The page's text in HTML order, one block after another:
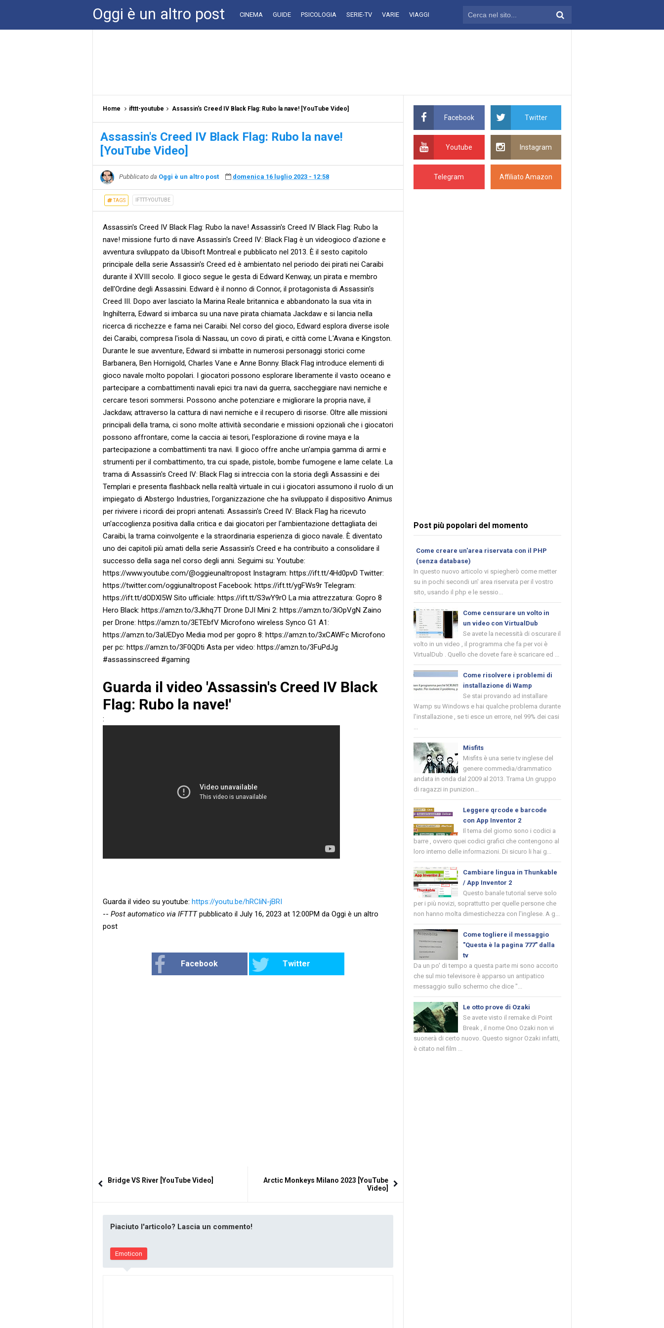
Oggi è un altro post CINEMA GUIDE PSICOLOGIA SERIE-TV VARIE VIAGGI
Home ifttt-youtube Assassin's Creed IV Black Flag: Rubo la nave! [YouTube Video]
Assassin's Creed IV Black Flag: Rubo la nave!
[YouTube Video]
Pubblicato da Oggi è un altro post domenica 16 luglio 2023 - 12:58
TAGS IFTTT-YOUTUBE
Assassin's Creed IV Black Flag: Rubo la nave! Assassin's Creed IV Black Flag: Rubo la
nave! missione furto di nave Assassin's Creed IV: Black Flag è un videogioco d'azione e
avventura sviluppato da Ubisoft Montreal e pubblicato nel 2013. È il sesto capitolo
principale della serie Assassin's Creed ed è ambientato nel periodo dei pirati nei Caraibi
durante il XVIII secolo. Il gioco segue le gesta di Edward Kenway, un pirata e membro
dell'Ordine degli Assassini. Edward è il nonno di Connor, il protagonista di Assassin's
Creed III. Dopo aver lasciato la Marina Reale britannica e abbandonato la sua vita in
Inghilterra, Edward si imbarca su una nave pirata chiamata Jackdaw e si lancia nella
ricerca di ricchezze e fama nei Caraibi. Nel corso del gioco, Edward esplora diverse isole
dei Caraibi, compresa l'isola di Nassau, un covo di pirati, e città come L'Avana e Kingston.
Durante le sue avventure, Edward si imbatte in numerosi personaggi storici come
Barbanera, Ben Hornigold, Charles Vane e Anne Bonny. Black Flag introduce elementi di
gioco navale molto popolari. I giocatori possono esplorare liberamente il vasto oceano e
partecipare a combattimenti navali epici tra navi da guerra, saccheggiare navi nemiche e
cercare tesori sommersi. Possono anche potenziare e migliorare la propria nave, il
Jackdaw, attraverso la cattura di navi nemiche e il recupero di risorse. Oltre alle missioni
principali della trama, ci sono molte attività secondarie e missioni opzionali che i giocatori
possono affrontare, come la caccia ai tesori, l'esplorazione di rovine maya e la
partecipazione a combattimenti tra navi. Il gioco offre anche un'ampia gamma di armi e
strumenti per il combattimento, tra cui spade, pistole, bombe fumogene e lame celate. La
trama di Assassin's Creed IV: Black Flag si intreccia con la storia degli Assassini e dei
Templari e presenta flashback nella realtà virtuale in cui i giocatori assumono il ruolo di un
impiegato di Abstergo Industries, l'organizzazione che ha sviluppato il dispositivo Animus
per rivivere i ricordi dei propri antenati. Assassin's Creed IV: Black Flag ha ricevuto
un'accoglienza positiva dalla critica e dai giocatori per l'ambientazione dettagliata dei
Caraibi, la trama coinvolgente e la straordinaria esperienza di gioco navale. È diventato
uno dei capitoli più amati della serie Assassin's Creed e ha contribuito a consolidare il
successo della saga nel corso degli anni. Seguimi su: Youtube:
https://www.youtube.com/@oggieunaltropost Instagram: https://ift.tt/4Hd0pvD Twitter:
https://twitter.com/oggiunaltropost Facebook: https://ift.tt/ygFWs9r Telegram:
https://ift.tt/dODXl5W Sito ufficiale: https://ift.tt/S3wY9rO La mia attrezzatura: Gopro 8
Hero Black: https://amzn.to/3Jkhq7T Drone DJI Mini 2: https://amzn.to/3iOpVgN Zaino
per Drone: https://amzn.to/3ETEbfV Microfono wireless Synco G1 A1:
https://amzn.to/3aUEDyo Media mod per gopro 8: https://amzn.to/3xCAWFc Microfono
per pc: https://amzn.to/3F0QDti Asta per video: https://amzn.to/3FuPdJg
#assassinscreed #gaming
Guarda il video 'Assassin's Creed IV Black
Flag: Rubo la nave!'
:
Guarda il video su youtube: https://youtu.be/hRCliN-jBRI
-- Post automatico via IFTTTpubblicato il July 16, 2023 at 12:00PM da Oggi è un altro
post
Facebook Twitter
Bridge VS River [YouTube Video]
Arctic Monkeys Milano 2023 [YouTube
Video]
Piaciuto l'articolo? Lascia un commento!
Emoticon
Facebook Twitter
Youtube Instagram
Telegram Affiliato Amazon
Post più popolari del momento
Come creare un'area riservata con il PHP
(senza database)
In questo nuovo articolo vi spiegherò come metter
su in pochi secondi un' area riservata per il vostro
sito, usando il php e le sessio...
Come censurare un volto in
un video con VirtualDub
Se avete la necessità di oscurare il
volto in un video , il programma che fa per voi è
VirtualDub . Quello che dovete fare è scaricare ed ...
Come risolvere i problemi di
installazione di Wamp
Se stai provando ad installare
Wamp su Windows e hai qualche problema durante
l'installazione , se ti esce un errore, nel 99% dei casi
...
Misfits
Misfits è una serie tv inglese del
genere commedia/drammatico
andata in onda dal 2009 al 2013. Trama Un gruppo
di ragazzi in punizion...
Leggere qrcode e barcode
con App Inventor 2
Il tema del giorno sono i codici a
barre , ovvero quei codici grafici che contengono al
loro interno delle informazioni. Di sicuro li hai g...
Cambiare lingua in Thunkable
/ App Inventor 2
Questo banale tutorial serve solo
per i più novizi, soprattutto per quelle persone che
non hanno molta dimestichezza con l'inglese. A g...
Come togliere il messaggio
"Questa è la pagina 777" dalla
tv
Da un po' di tempo a questa parte mi sono accorto
che sul mio televisore è apparso un antipatico
messaggio sullo schermo che dice "...
Le otto prove di Ozaki
Se avete visto il remake di Point
Break , il nome Ono Ozaki non vi
suonerà di certo nuovo. Questo signor Ozaki infatti,
è citato nel film ...